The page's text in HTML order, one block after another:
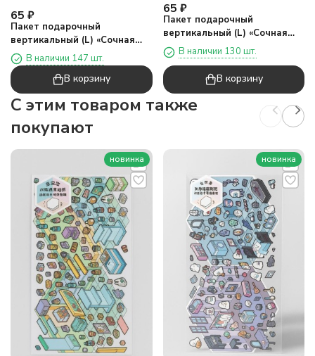
65 ₽
Пакет подарочный
вертикальный (L) «Сочная
два», белый (25*33*12)
В наличии 147 шт.
В корзину
65 ₽
Пакет подарочный
вертикальный (L) «Сочная
три», белый (25*33*12)
В наличии 130 шт.
В корзину
C этим товаром также
покупают
новинка новинка